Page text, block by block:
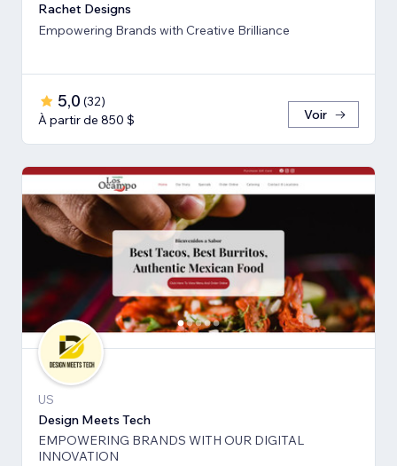
Rachet Designs
Empowering Brands with Creative Brilliance
5,0 (32)
À partir de 850 $
Voir
US
Design Meets Tech
EMPOWERING BRANDS WITH OUR DIGITAL
INNOVATION